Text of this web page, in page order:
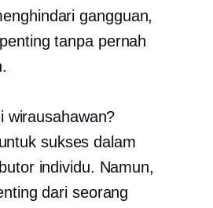
gangguan,
tanpa pernah
wirausahawan?
sukses dalam
individu. Namun,
dari seorang